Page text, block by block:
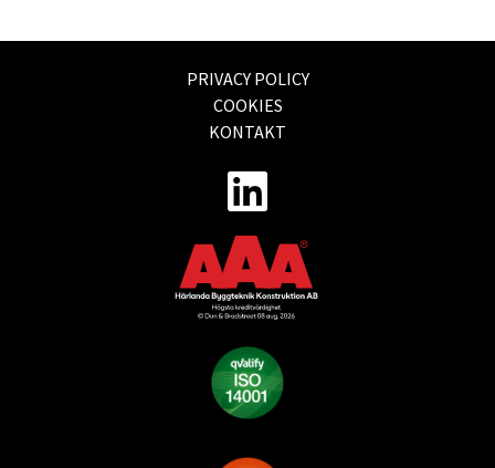
PRIVACY POLICY
COOKIES
KONTAKT